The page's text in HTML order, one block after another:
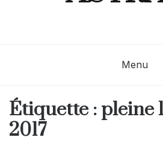
Menu
Étiquette : pleine
2017